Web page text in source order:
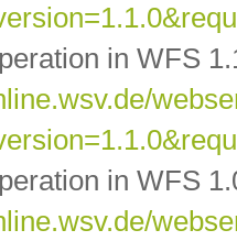
in WFS
in WFS